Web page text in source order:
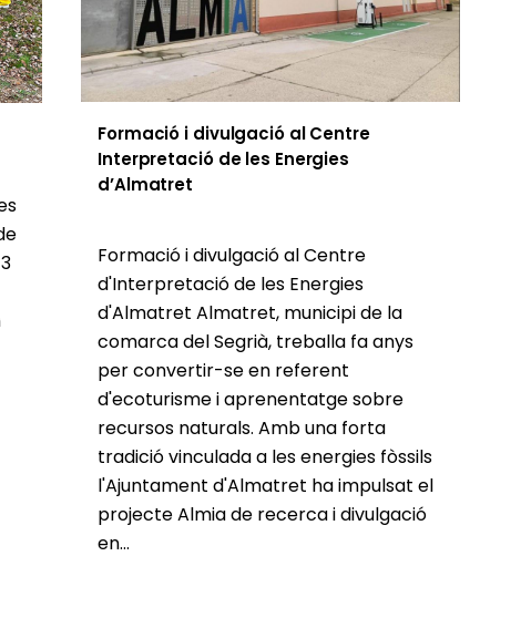
Formació i divulgació al Centre
Interpretació de les Energies
d’Almatret
Formació i divulgació al Centre
d'Interpretació de les Energies
d'Almatret Almatret, municipi de la
comarca del Segrià, treballa fa anys
per convertir-se en referent
d'ecoturisme i aprenentatge sobre
recursos naturals. Amb una forta
tradició vinculada a les energies fòssils
l'Ajuntament d'Almatret ha impulsat el
projecte Almia de recerca i divulgació
en...